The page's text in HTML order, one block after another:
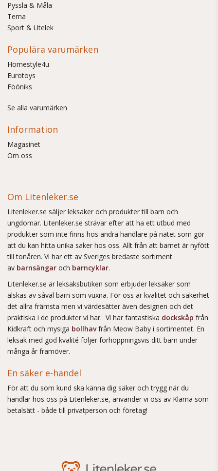
Pyssla & Måla
Tema
Sport & Utelek
Populära varumärken
Homestyle4u
Eurotoys
Fööniks
Se alla varumärken
Information
Magasinet
Om oss
Om Litenleker.se
Litenleker.se säljer leksaker och produkter till barn och
ungdomar. Litenleker.se strävar efter att ha ett utbud med
produkter som inte finns hos andra handlare på nätet som gör
att du kan hitta unika saker hos oss. Allt från att barnet är nyfött
till tonåren. Vi har ett av Sveriges bredaste sortiment
av barnsängar och barncyklar.
Litenleker.se är leksaksbutiken som erbjuder leksaker som
älskas av såväl barn som vuxna. För oss är kvalitet och säkerhet
det allra främsta men vi värdesätter även designen och det
praktiska i de produkter vi har. Vi har fantastiska dockskåp från
Kidkraft och mysiga bollhavfrån Meow Baby i sortimentet. En
leksak med god kvalité följer förhoppningsvis ditt barn under
många år framöver.
En säker e-handel
För att du som kund ska känna dig säker och trygg när du
handlar hos oss på Litenleker.se, använder vi oss av Klarna som
betalsätt - både till privatperson och företag!